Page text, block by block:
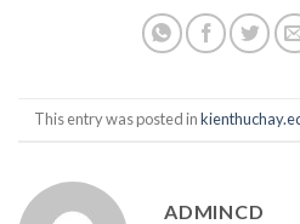
This entry was posted in
ADMINCD